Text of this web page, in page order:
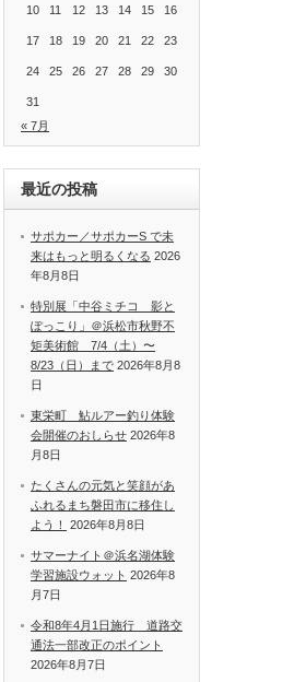
10 11 12 13 14 15 16
17 18 19 20 21 22 23
24 25 26 27 28 29 30
31
« 7月
最近の投稿
サポカー／サポカーS で未
来はもっと明るくなる 2026
年8月8日
特別展「中谷ミチコ 影と
ぽっこり」＠浜松市秋野不
矩美術館 7/4（土）〜
8/23（日）まで 2026年8月8
日
東栄町 鮎ルアー釣り体験
会開催のおしらせ 2026年8
月8日
たくさんの元気と笑顔があ
ふれるまち磐田市に移住し
よう！
2026年8月8日
サマーナイト＠浜名湖体験
学習施設ウォット 2026年8
月7日
令和8年4月1日施行 道路交
通法一部改正のポイント
2026年8月7日